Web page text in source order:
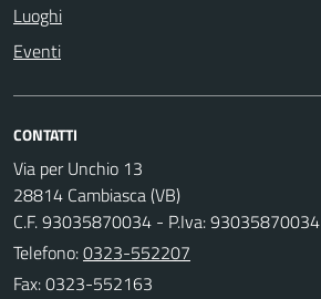
Luoghi
Eventi
CONTATTI
Via per Unchio 13
28814 Cambiasca (VB)
C.F. 93035870034 - P.Iva: 93035870034
Telefono:0323-552207
Fax: 0323-552163